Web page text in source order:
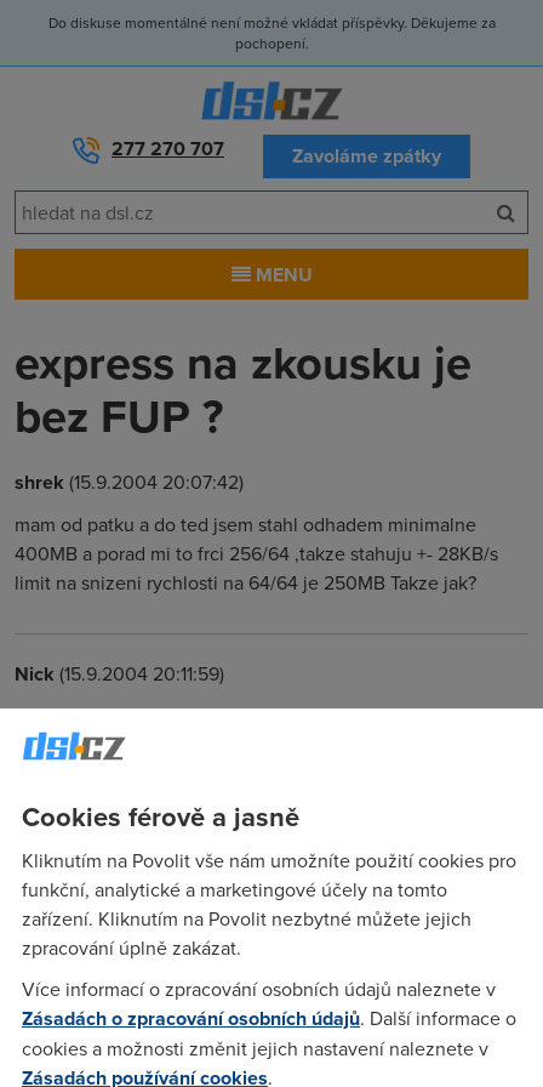
Do diskuse momentálně není možné vkládat příspěvky. Děkujeme za
pochopení.
277 270 707 Zavoláme zpátky
MENU
express na zkousku je
bez FUP ?
shrek (15.9.2004 20:07:42)
mam od patku a do ted jsem stahl odhadem minimalne
400MB a porad mi to frci 256/64 ,takze stahuju +- 28KB/s
limit na snizeni rychlosti na 64/64 je 250MB Takze jak?
Nick (15.9.2004 20:11:59)
mam to 2. tydne. v prvnim nasledovalo zpomaleni po par
dnech po projeti 230MB (podle CM - upload+download).
hodin stahoval soubory=asi 300MB), ale dnes nevim proc mi
to vali o5 256
Mira(15.9.2004 20:25:57)
no co to znamena, ze si konecne vsimli, ze na IE Start na
zkousku by meli vypnout FUP, aby nalakali vic lidi...
Nick(16.9.2004 08:22:24)
Cookies férově a jasně
Kliknutím na Povolit vše nám umožníte použití cookies pro
funkční, analytické a marketingové účely na tomto
zařízení. Kliknutím na Povolit nezbytné můžete jejich
zpracování úplně zakázat.
Více informací o zpracování osobních údajů naleznete v
Zásadách o zpracování osobních údajů. Další informace o
cookies a možnosti změnit jejich nastavení naleznete v
Zásadách používání cookies.